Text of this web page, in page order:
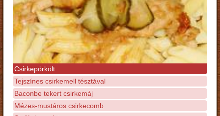
Csirkepörkölt
Tejszínes csirkemell tésztával
Baconbe tekert csirkemáj
Mézes-mustáros csirkecomb